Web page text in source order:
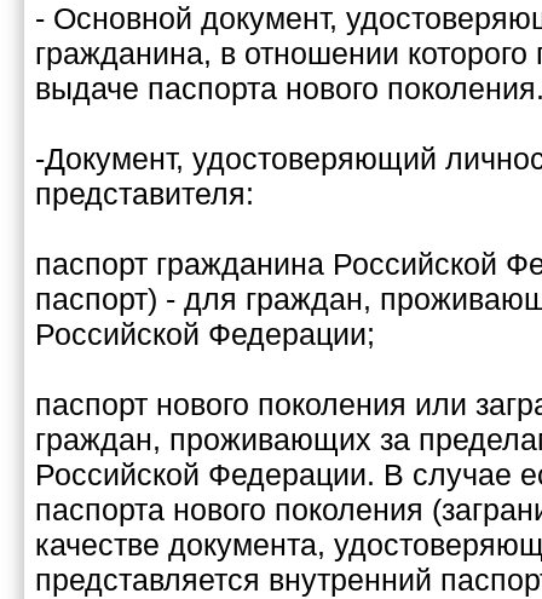
- Основной документ,
гражданина, в отношении которого
выдаче паспорта нового
-Документ, удостоверяющий
представителя:
паспорт гражданина Российской
паспорт) - для граждан,
Российской Федерации;
паспорт нового поколения или
граждан, проживающих за
Российской Федерации. В случае
паспорта нового поколения
качестве документа,
представляется внутренний